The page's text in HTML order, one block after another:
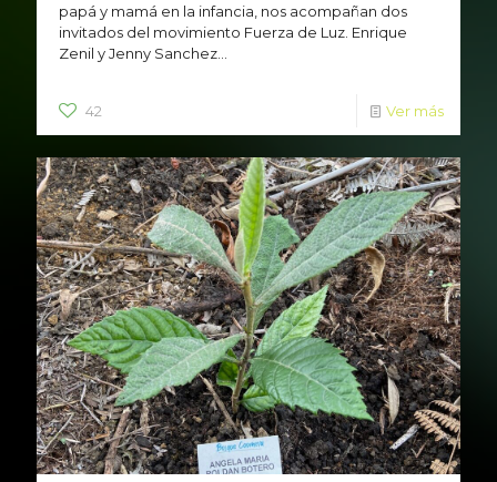
papá y mamá en la infancia, nos acompañan dos
invitados del movimiento Fuerza de Luz. Enrique
Zenil y Jenny Sanchez...
42 Ver más